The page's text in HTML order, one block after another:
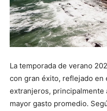
La temporada de verano
con gran éxito, reflejado en
extranjeros, principalmente
mayor gasto promedio.